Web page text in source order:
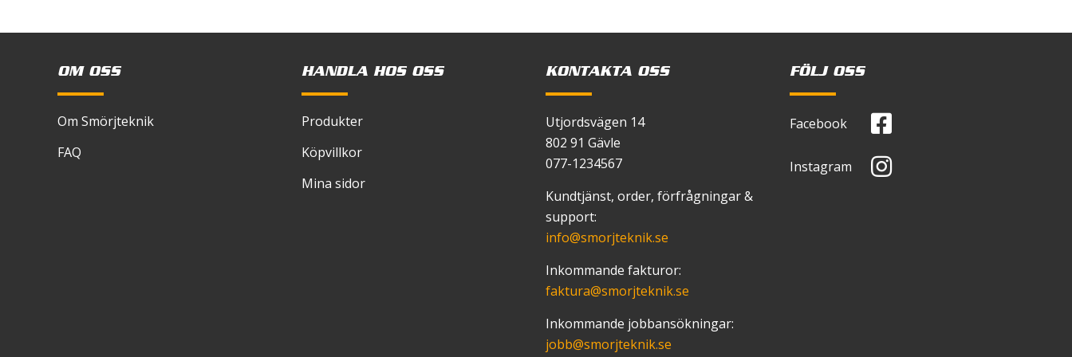
Viskocitet ISO VG 15
OM OSS
Om Smörjteknik
FAQ
HANDLA HOS OSS
Produkter
Köpvillkor
Mina sidor
KONTAKTA OSS
Utjordsvägen 14
802 91 Gävle
077-1234567
Kundtjänst, order, förfrågningar &
support:
info@smorjteknik.se
Inkommande fakturor:
faktura@smorjteknik.se
Inkommande jobbansökningar:
jobb@smorjteknik.se
FÖLJ OSS
Facebook
Instagram